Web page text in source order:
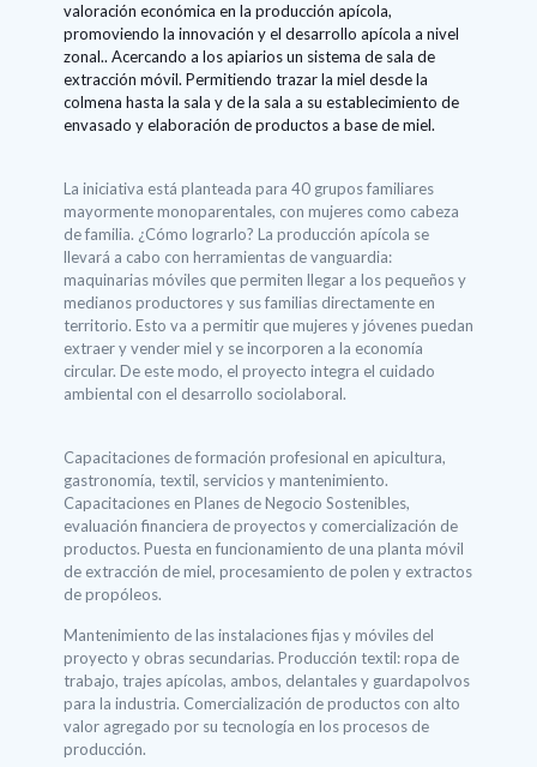
valoración económica en la producción apícola,
promoviendo la innovación y el desarrollo apícola a nivel
zonal.. Acercando a los apiarios un sistema de sala de
extracción móvil. Permitiendo trazar la miel desde la
colmena hasta la sala y de la sala a su establecimiento de
envasado y elaboración de productos a base de miel.
La iniciativa está planteada para 40 grupos familiares
mayormente monoparentales, con mujeres como cabeza
de familia. ¿Cómo lograrlo? La producción apícola se
llevará a cabo con herramientas de vanguardia:
maquinarias móviles que permiten llegar a los pequeños y
medianos productores y sus familias directamente en
territorio. Esto va a permitir que mujeres y jóvenes puedan
extraer y vender miel y se incorporen a la economía
circular. De este modo, el proyecto integra el cuidado
ambiental con el desarrollo sociolaboral.
Capacitaciones de formación profesional en apicultura,
gastronomía, textil, servicios y mantenimiento.
Capacitaciones en Planes de Negocio Sostenibles,
evaluación financiera de proyectos y comercialización de
productos. Puesta en funcionamiento de una planta móvil
de extracción de miel, procesamiento de polen y extractos
de propóleos.
Mantenimiento de las instalaciones fijas y móviles del
proyecto y obras secundarias. Producción textil: ropa de
trabajo, trajes apícolas, ambos, delantales y guardapolvos
para la industria. Comercialización de productos con alto
valor agregado por su tecnología en los procesos de
producción.